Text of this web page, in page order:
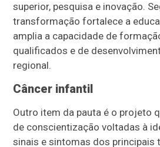
superior, pesquisa e inovação.
transformação fortalece a
amplia a capacidade de
qualificados e de
regional.
Câncer infantil
Outro item da pauta é o projeto
de conscientização voltadas à
sinais e sintomas dos principais